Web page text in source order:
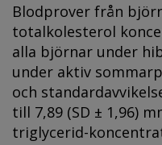
Blodprover från
totalkolesterol
alla björnar under
under aktiv
och
till 7,89 (SD ± 1,96)
triglycerid-